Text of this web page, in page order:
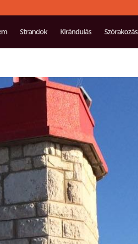
Strandok Kirándulás Szórakozás